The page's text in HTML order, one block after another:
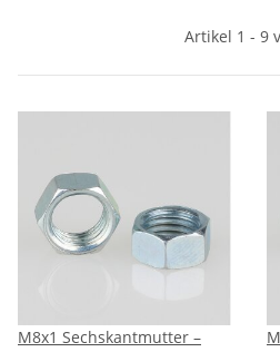
Artikel 1 - 9
M8x1 Sechskantmutter –